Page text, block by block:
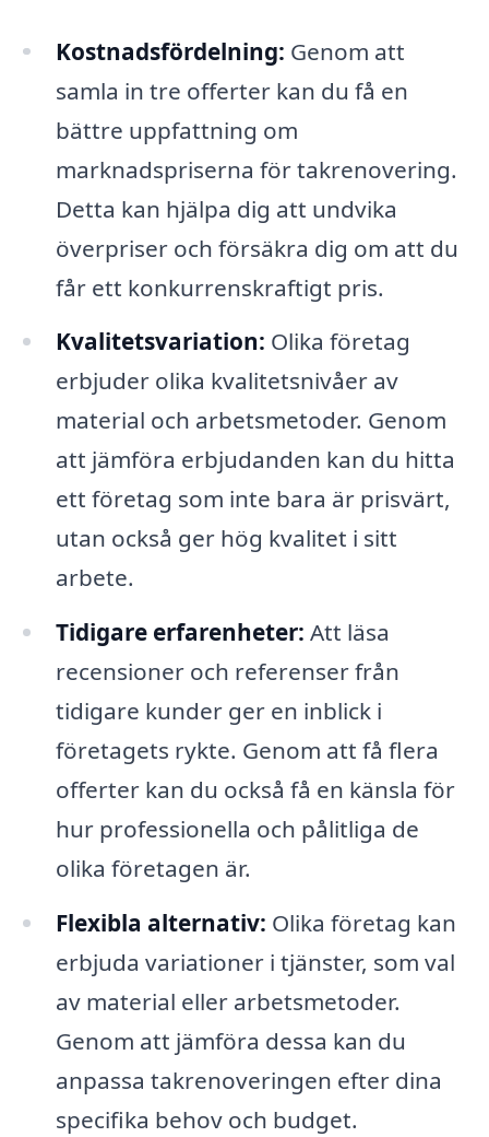
Kostnadsfördelning: Genom att
samla in tre offerter kan du få en
bättre uppfattning om
marknadspriserna för takrenovering.
Detta kan hjälpa dig att undvika
överpriser och försäkra dig om att du
får ett konkurrenskraftigt pris.
Kvalitetsvariation: Olika företag
erbjuder olika kvalitetsnivåer av
material och arbetsmetoder. Genom
att jämföra erbjudanden kan du hitta
ett företag som inte bara är prisvärt,
utan också ger hög kvalitet i sitt
arbete.
Tidigare erfarenheter: Att läsa
recensioner och referenser från
tidigare kunder ger en inblick i
företagets rykte. Genom att få flera
offerter kan du också få en känsla för
hur professionella och pålitliga de
olika företagen är.
Flexibla alternativ: Olika företag kan
erbjuda variationer i tjänster, som val
av material eller arbetsmetoder.
Genom att jämföra dessa kan du
anpassa takrenoveringen efter dina
specifika behov och budget.